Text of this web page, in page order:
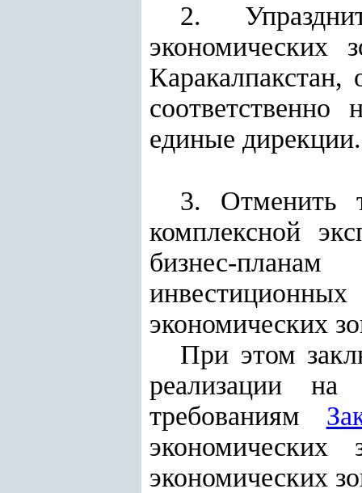
2.
единые дирекции.
3. Отменить
комплексной
бизнес-
экономических
При этом
реализации на
требованиям
экономических
экономических